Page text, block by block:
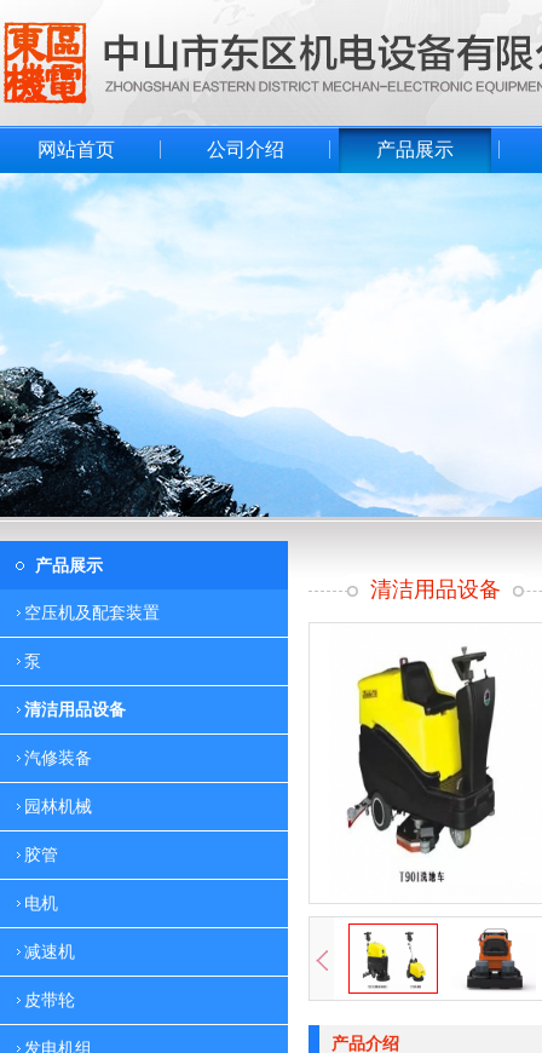
网站首页 公司介绍 产品展示
产品展示
空压机及配套装置
泵
清洁用品设备
汽修装备
园林机械
胶管
电机
减速机
皮带轮
发电机组
清洁用品设备
产品介绍